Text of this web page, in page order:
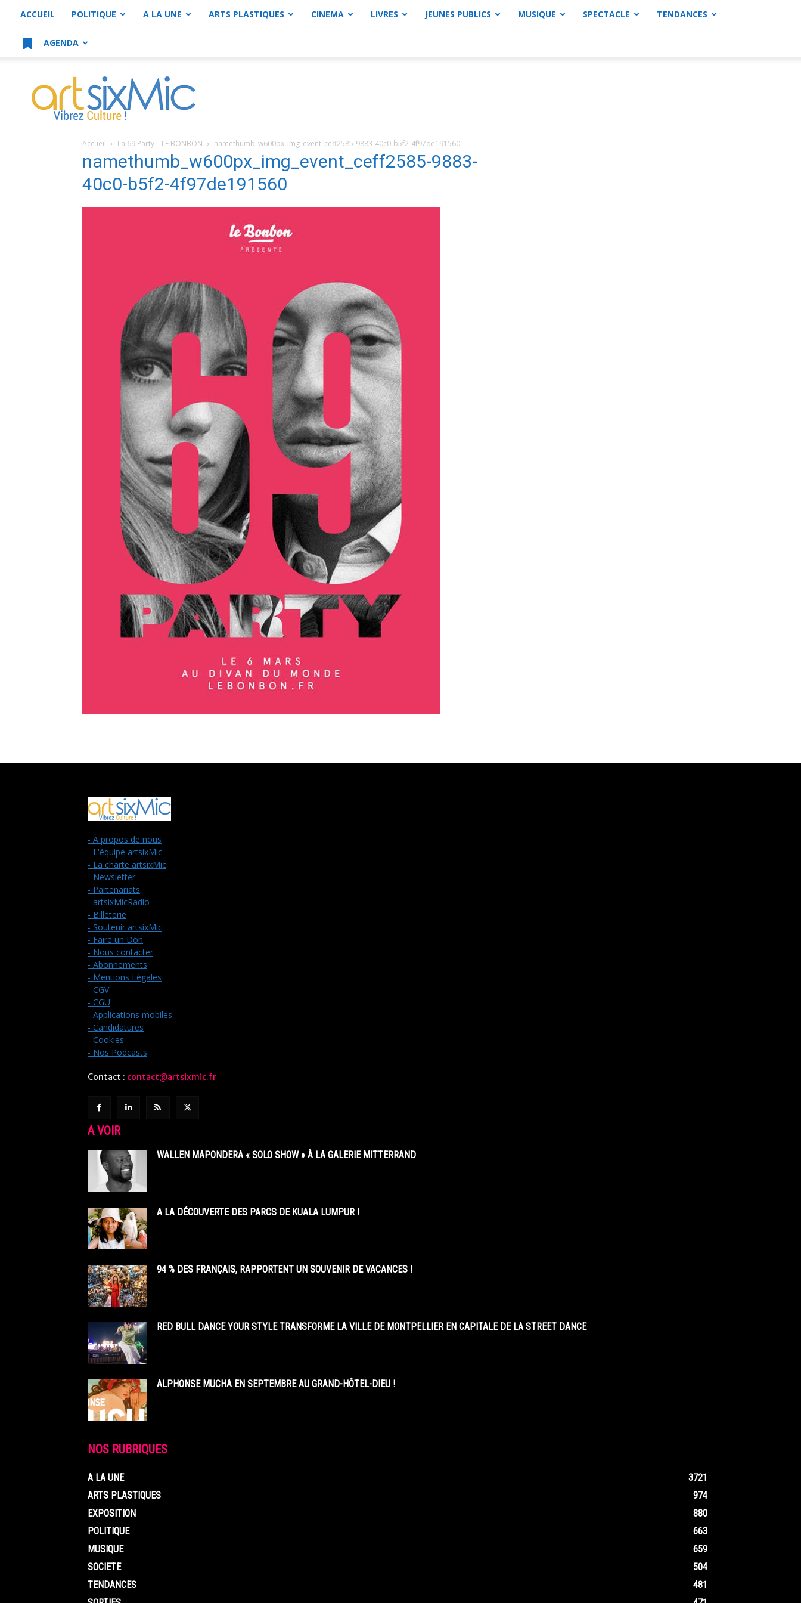
ACCUEIL POLITIQUE A LA UNE ARTS PLASTIQUES CINEMA LIVRES JEUNES PUBLICS MUSIQUE SPECTACLE TENDANCES
AGENDA
artsixMic
Accueil La 69 Party – LE BONBON namethumb_w600px_img_event_ceff2585-9883-40c0-b5f2-4f97de191560
namethumb_w600px_img_event_ceff2585-9883-
40c0-b5f2-4f97de191560
- A propos de nous
- L'équipe artsixMic
- La charte artsixMic
- Newsletter
- Partenariats
- artsixMicRadio
- Billeterie
- Soutenir artsixMic
- Faire un Don
- Nous contacter
- Abonnements
- Mentions Légales
- CGV
- CGU
- Applications mobiles
- Candidatures
- Cookies
- Nos Podcasts
Contact : contact@artsixmic.fr
A VOIR
WALLEN MAPONDERA « SOLO SHOW » À LA GALERIE MITTERRAND
A LA DÉCOUVERTE DES PARCS DE KUALA LUMPUR !
94 % DES FRANÇAIS, RAPPORTENT UN SOUVENIR DE VACANCES !
RED BULL DANCE YOUR STYLE TRANSFORME LA VILLE DE MONTPELLIER EN CAPITALE DE LA STREET DANCE
ALPHONSE MUCHA EN SEPTEMBRE AU GRAND-HÔTEL-DIEU !
NOS RUBRIQUES
A LA UNE
3721
ARTS PLASTIQUES
974
EXPOSITION
880
POLITIQUE
663
MUSIQUE
659
SOCIETE
504
TENDANCES
481